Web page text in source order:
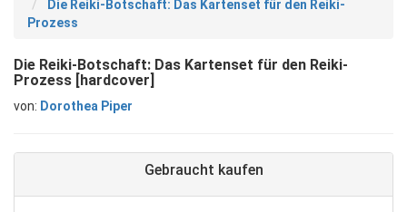
Die Reiki-Botschaft: Das Kartenset für den Reiki-
Prozess
Die Reiki-Botschaft: Das Kartenset für den Reiki-
Prozess [hardcover]
von: Dorothea Piper
Gebraucht kaufen